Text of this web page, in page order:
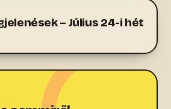
– Július 24-i hét